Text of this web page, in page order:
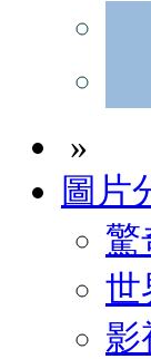
»
圖片
驚
世
影